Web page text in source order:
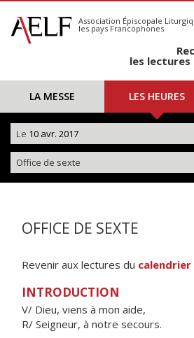
S'abonner
Calendrier
Association Épiscopale
les pays Francophones
les
LA MESSE LES HEURES
Le 10 avr. 2017
Office de sexte
OFFICE DE SEXTE
Revenir aux lectures du
INTRODUCTION
V/ Dieu, viens à mon aide,
R/ Seigneur, à notre secours.